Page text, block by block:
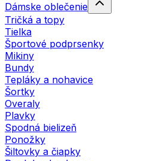
Dámske oblečenie
Tričká a topy
Tielka
Športové podprsenky
Mikiny
Bundy
Tepláky a nohavice
Šortky
Overaly
Plavky
Spodná bielizeň
Ponožky
Šiltovky a čiapky